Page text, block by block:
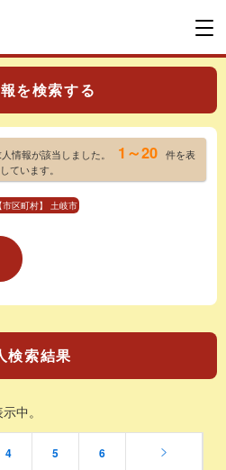
を検索する
情報が該当しました。 1～20 件を表
ています。
【市区町村】 土岐市
検索結果
中。
4 5 6